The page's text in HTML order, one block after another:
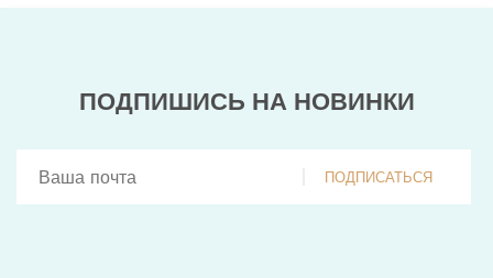
ПОДПИШИСЬ НА НОВИНКИ
ПОДПИСАТЬСЯ